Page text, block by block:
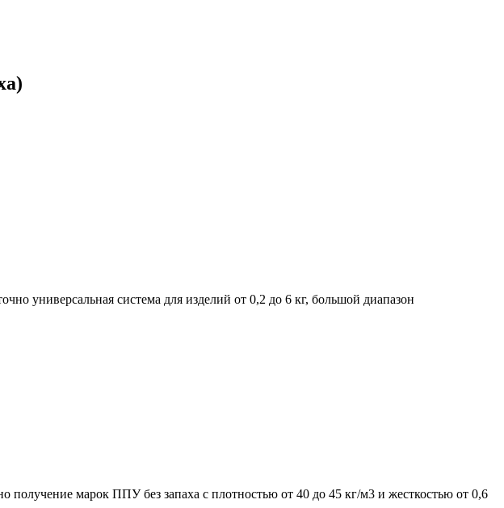
универсальная система для изделий от 0,2 до 6 кг, большой диапазон
марок ППУ без запаха с плотностью от 40 до 45 кг/м3 и жесткостью от 0,6